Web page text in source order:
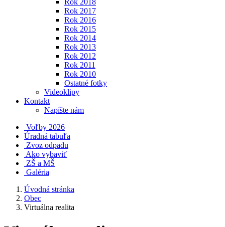
Rok 2018
Rok 2017
Rok 2016
Rok 2015
Rok 2014
Rok 2013
Rok 2012
Rok 2011
Rok 2010
Ostatné fotky
Videoklipy
Kontakt
Napíšte nám
Voľby 2026
Úradná tabuľa
Zvoz odpadu
Ako vybaviť
ZŠ a MŠ
Galéria
Úvodná stránka
Obec
Virtuálna realita